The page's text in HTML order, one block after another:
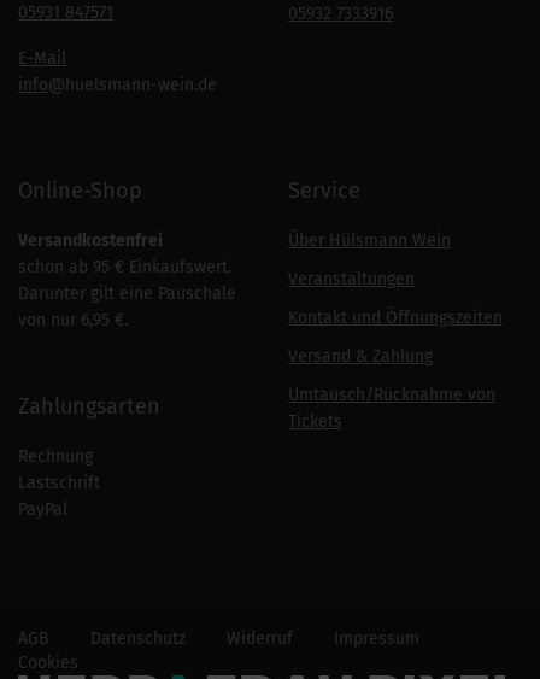
05931 847571
E-Mail
info@huelsmann-wein.de
05932 7333916
Online-Shop
Versandkostenfrei
schon ab 95 € Einkaufswert.
Darunter gilt eine Pauschale
von nur 6,95 €.
Zahlungsarten
Rechnung
Lastschrift
PayPal
Service
Über Hülsmann Wein
Veranstaltungen
Kontakt und Öffnungszeiten
Versand & Zahlung
Umtausch/Rücknahme von
Tickets
AGB Datenschutz Widerruf
Impressum
Cookies